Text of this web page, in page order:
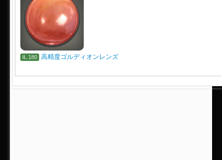
IL.180 高精度ゴルディオンレンズ